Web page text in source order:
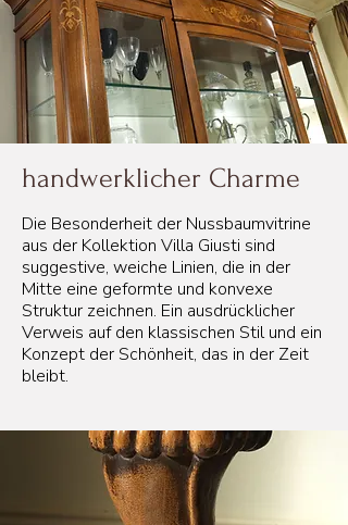
handwerklicher Charme
Die Besonderheit der Nussbaumvitrine
aus der Kollektion Villa Giusti sind
suggestive, weiche Linien, die in der
Mitte eine geformte und konvexe
Struktur zeichnen. Ein ausdrücklicher
Verweis auf den klassischen Stil und ein
Konzept der Schönheit, das in der Zeit
bleibt.